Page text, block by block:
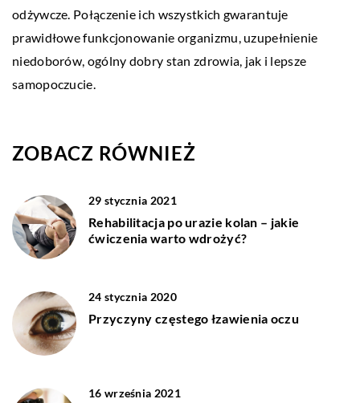
odżywcze. Połączenie ich wszystkich gwarantuje
prawidłowe funkcjonowanie organizmu, uzupełnienie
niedoborów, ogólny dobry stan zdrowia, jak i lepsze
samopoczucie.
ZOBACZ RÓWNIEŻ
29 stycznia 2021
Rehabilitacja po urazie kolan – jakie
ćwiczenia warto wdrożyć?
24 stycznia 2020
Przyczyny częstego łzawienia oczu
16 września 2021